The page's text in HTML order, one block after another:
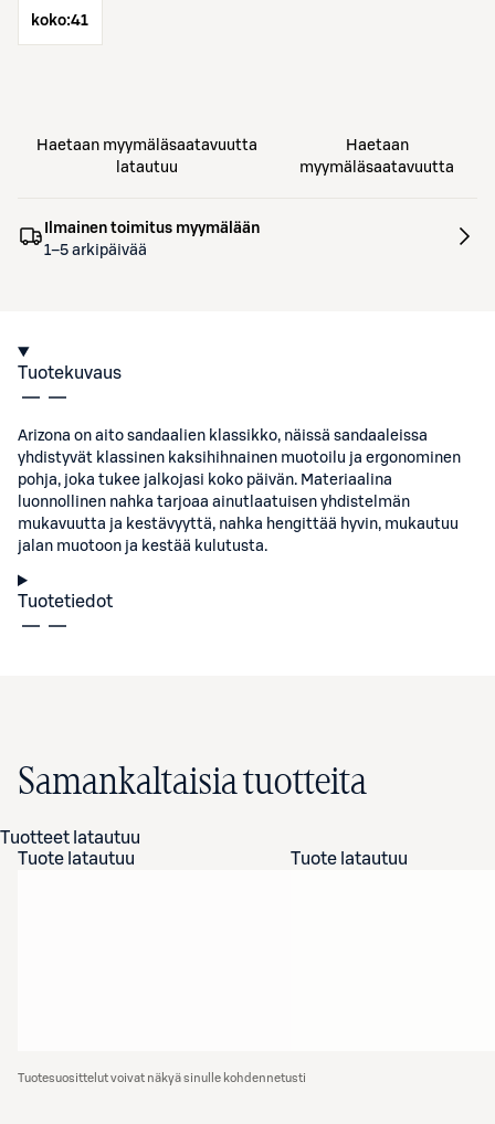
koko:41
Haetaan myymäläsaatavuutta
latautuu
Haetaan
myymäläsaatavuutta
Ilmainen toimitus myymälään
1–5 arkipäivää
Tuotekuvaus
Arizona on aito sandaalien klassikko, näissä sandaaleissa
yhdistyvät klassinen kaksihihnainen muotoilu ja ergonominen
pohja, joka tukee jalkojasi koko päivän. Materiaalina
luonnollinen nahka tarjoaa ainutlaatuisen yhdistelmän
mukavuutta ja kestävyyttä, nahka hengittää hyvin, mukautuu
jalan muotoon ja kestää kulutusta.
Tuotetiedot
Samankaltaisia tuotteita
Tuotteet latautuu
Tuote latautuu
Tuote latautuu
Tuotesuosittelut voivat näkyä sinulle kohdennetusti